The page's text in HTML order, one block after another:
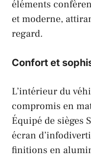
éléments
et moderne,
regard.
Confort et
L’intérieur du
compromis en
Équipé de sièges
écran
finitions en